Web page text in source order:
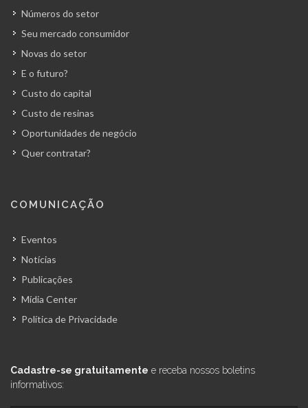
Números do setor
Seu mercado consumidor
Novas do setor
E o futuro?
Custo do capital
Custo de resinas
Oportunidades de negócio
Quer contratar?
COMUNICAÇÃO
Eventos
Notícias
Publicações
Mídia Center
Política de Privacidade
Cadastre-se gratuitamente e receba nossos boletins
informativos: